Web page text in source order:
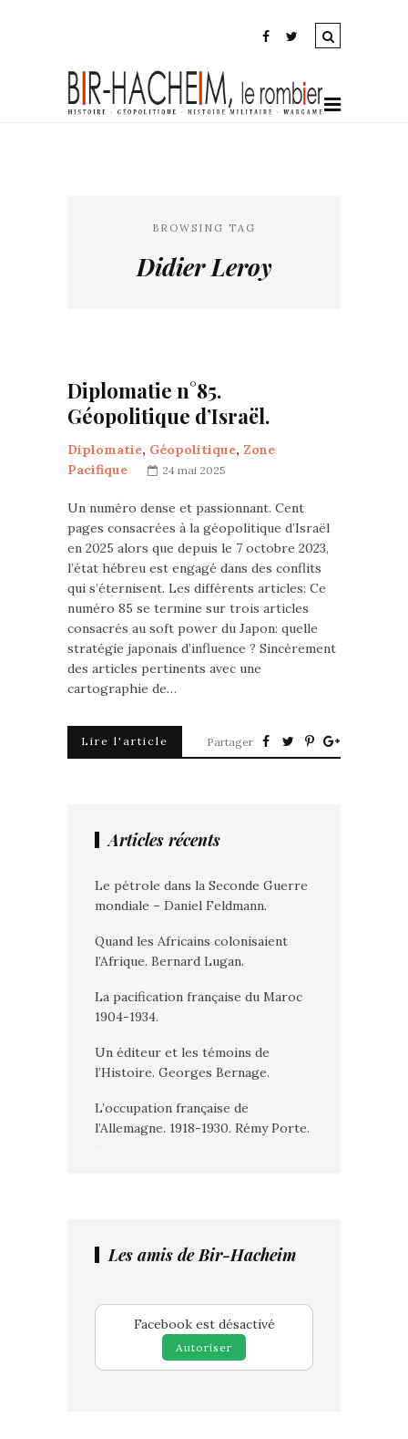
BROWSING TAG
Didier Leroy
Diplomatie n°85.
Géopolitique d’Israël.
Diplomatie, Géopolitique, Zone
Pacifique
24 mai 2025
Un numéro dense et passionnant. Cent
pages consacrées à la géopolitique d’Israël
en 2025 alors que depuis le 7 octobre 2023,
l’état hébreu est engagé dans des conflits
qui s’éternisent. Les différents articles: Ce
numéro 85 se termine sur trois articles
consacrés au soft power du Japon: quelle
stratégie japonais d’influence ? Sincèrement
des articles pertinents avec une
cartographie de…
Lire l'article Partager
Articles récents
Le pétrole dans la Seconde Guerre
mondiale – Daniel Feldmann.
Quand les Africains colonisaient
l’Afrique. Bernard Lugan.
La pacification française du Maroc
1904-1934.
Un éditeur et les témoins de
l’Histoire. Georges Bernage.
L’occupation française de
l’Allemagne. 1918-1930. Rémy Porte.
Les amis de Bir-Hacheim
Facebook est désactivé
Autoriser